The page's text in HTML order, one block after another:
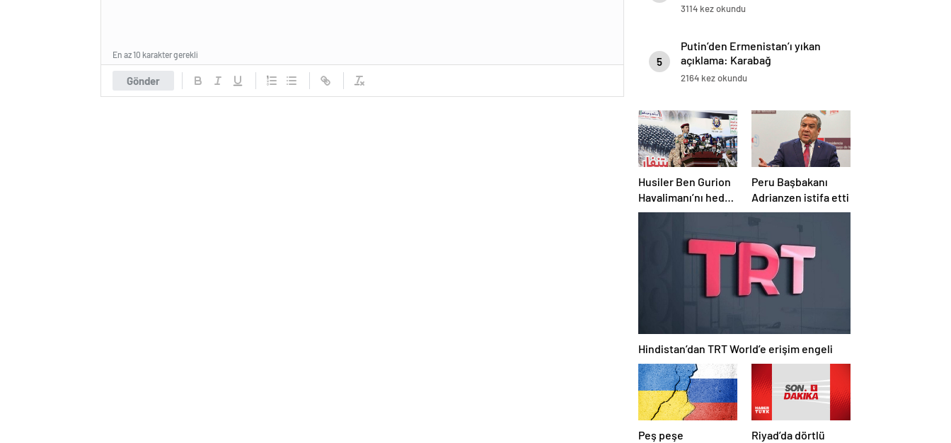
Gönder
En az 10 karakter gerekli
3114 kez okundu
5
Putin’den Ermenistan’ı yıkan
açıklama: Karabağ
Azerbaycan’ın ayrılmaz bir
2164 kez okundu
Husiler Ben Gurion
Havalimanı’nı hedef
aldı
Peru Başbakanı
Adrianzen istifa etti
Hindistan’dan TRT World’e erişim engeli
Peş peşe
Riyad’da dörtlü